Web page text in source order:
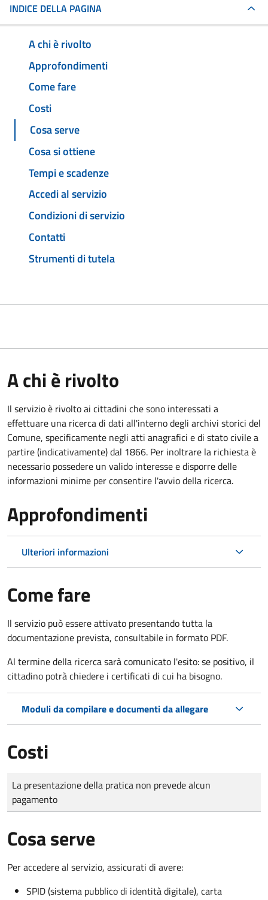
INDICE DELLA PAGINA
A chi è rivolto
Approfondimenti
Come fare
Costi
Cosa serve
Cosa si ottiene
Tempi e scadenze
Accedi al servizio
Condizioni di servizio
Contatti
Strumenti di tutela
A chi è rivolto
Il servizio è rivolto ai cittadini che sono interessati a
effettuare una ricerca di dati all'interno degli archivi storici del
Comune, specificamente negli atti anagrafici e di stato civile a
partire (indicativamente) dal 1866. Per inoltrare la richiesta è
necessario possedere un valido interesse e disporre delle
informazioni minime per consentire l'avvio della ricerca.
Approfondimenti
Ulteriori informazioni
Come fare
Il servizio può essere attivato presentando tutta la
documentazione prevista, consultabile in formato PDF.
Al termine della ricerca sarà comunicato l'esito: se positivo, il
cittadino potrà chiedere i certificati di cui ha bisogno.
Moduli da compilare e documenti da allegare
Costi
Tipo di pagamento
Importo
La presentazione della pratica non prevede alcun
pagamento
Cosa serve
Per accedere al servizio, assicurati di avere:
SPID (sistema pubblico di identità digitale), carta